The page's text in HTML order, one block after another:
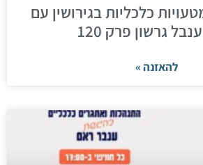
כלכליות בגירושין עם
גרשון פרק 120
להאזנה »